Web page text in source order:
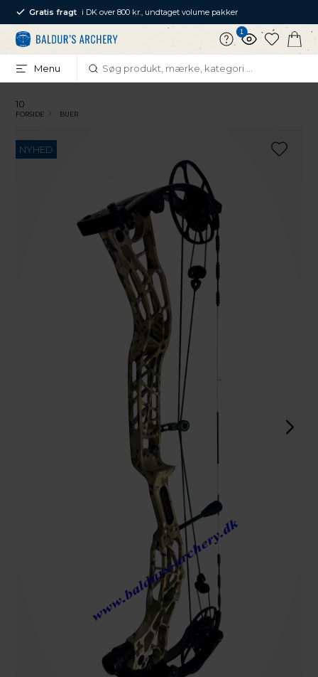
Gratis fragt i DK over 800 kr., undtaget volume pakker
1
Menu
10
FORSIDE BUER
NYHED